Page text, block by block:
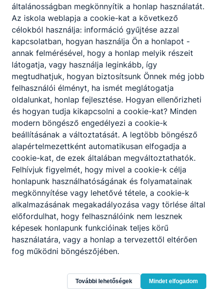
Érdi SZC Kós Károly Technikum
általánosságban megkönnyítik a honlap használatát.
Az iskola weblapja a cookie-kat a következő
célokból használja: információ gyűjtése azzal
kapcsolatban, hogyan használja Ön a honlapot -
annak felmérésével, hogy a honlap melyik részeit
látogatja, vagy használja leginkább, így
megtudhatjuk, hogyan biztosítsunk Önnek még jobb
felhasználói élményt, ha ismét meglátogatja
oldalunkat, honlap fejlesztése. Hogyan ellenőrizheti
és hogyan tudja kikapcsolni a cookie-kat? Minden
modern böngésző engedélyezi a cookie-k
beállításának a változtatását. A legtöbb böngésző
alapértelmezettként automatikusan elfogadja a
cookie-kat, de ezek általában megváltoztathatók.
Felhívjuk figyelmét, hogy mivel a cookie-k célja
honlapunk használhatóságának és folyamatainak
megkönnyítése vagy lehetővé tétele, a cookie-k
alkalmazásának megakadályozása vagy törlése által
előfordulhat, hogy felhasználóink nem lesznek
képesek honlapunk funkcióinak teljes körű
használatára, vagy a honlap a tervezettől eltérően
fog működni böngészőjében.
További lehetőségek Mindet elfogadom